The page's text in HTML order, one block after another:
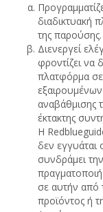
διαδικτυακή
της παρούσης.
Διενεργεί
φροντίζει να
πλατφόρμα σε
αναβάθμισης
έκτακτης
Η
δεν
συνδράμει
σε αυτήν από
προϊόντος ή